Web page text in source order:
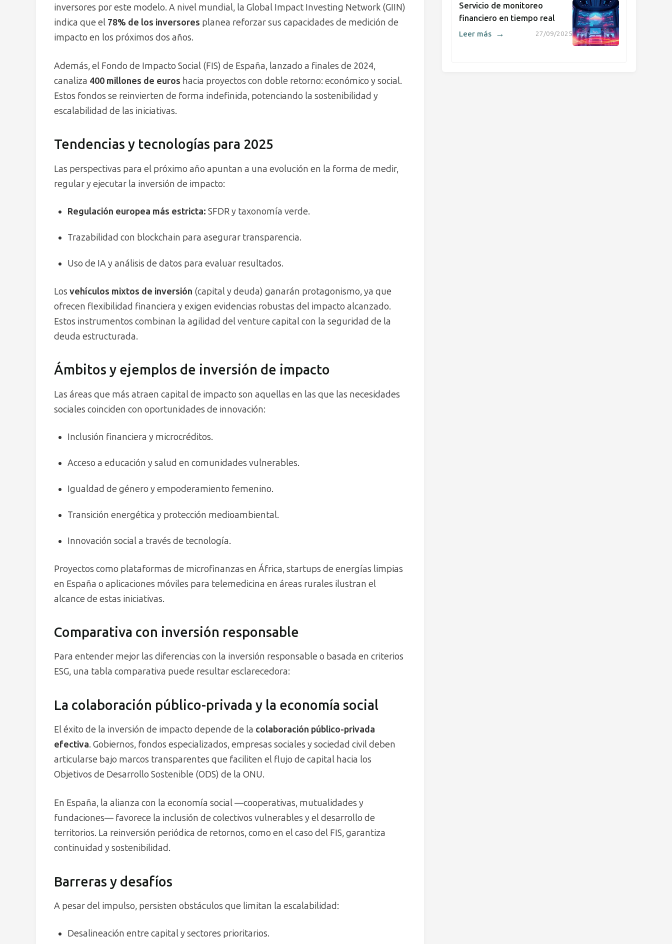
inversores por este modelo. A nivel mundial, la Global Impact Investing Network (GIIN)
indica que el 78% de los inversores planea reforzar sus capacidades de medición de
impacto en los próximos dos años.
Además, el Fondo de Impacto Social (FIS) de España, lanzado a finales de 2024,
canaliza 400 millones de euros hacia proyectos con doble retorno: económico y social.
Estos fondos se reinvierten de forma indefinida, potenciando la sostenibilidad y
escalabilidad de las iniciativas.
Tendencias y tecnologías para 2025
Las perspectivas para el próximo año apuntan a una evolución en la forma de medir,
regular y ejecutar la inversión de impacto:
Regulación europea más estricta: SFDR y taxonomía verde.
Trazabilidad con blockchain para asegurar transparencia.
Uso de IA y análisis de datos para evaluar resultados.
Los vehículos mixtos de inversión (capital y deuda) ganarán protagonismo, ya que
ofrecen flexibilidad financiera y exigen evidencias robustas del impacto alcanzado.
Estos instrumentos combinan la agilidad del venture capital con la seguridad de la
deuda estructurada.
Ámbitos y ejemplos de inversión de impacto
Las áreas que más atraen capital de impacto son aquellas en las que las necesidades
sociales coinciden con oportunidades de innovación:
Inclusión financiera y microcréditos.
Acceso a educación y salud en comunidades vulnerables.
Igualdad de género y empoderamiento femenino.
Transición energética y protección medioambiental.
Innovación social a través de tecnología.
Proyectos como plataformas de microfinanzas en África, startups de energías limpias
en España o aplicaciones móviles para telemedicina en áreas rurales ilustran el
alcance de estas iniciativas.
Comparativa con inversión responsable
Para entender mejor las diferencias con la inversión responsable o basada en criterios
ESG, una tabla comparativa puede resultar esclarecedora:
La colaboración público-privada y la economía social
El éxito de la inversión de impacto depende de la colaboración público-privada
efectiva. Gobiernos, fondos especializados, empresas sociales y sociedad civil deben
articularse bajo marcos transparentes que faciliten el flujo de capital hacia los
Objetivos de Desarrollo Sostenible (ODS) de la ONU.
En España, la alianza con la economía social —cooperativas, mutualidades y
fundaciones— favorece la inclusión de colectivos vulnerables y el desarrollo de
territorios. La reinversión periódica de retornos, como en el caso del FIS, garantiza
continuidad y sostenibilidad.
Barreras y desafíos
A pesar del impulso, persisten obstáculos que limitan la escalabilidad:
Desalineación entre capital y sectores prioritarios.
Servicio de monitoreo
financiero en tiempo real
27/09/2025
Leer más →